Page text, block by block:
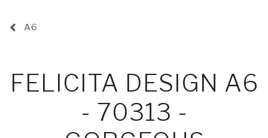
A6
FELICITA DESIGN A6
- 70313 -